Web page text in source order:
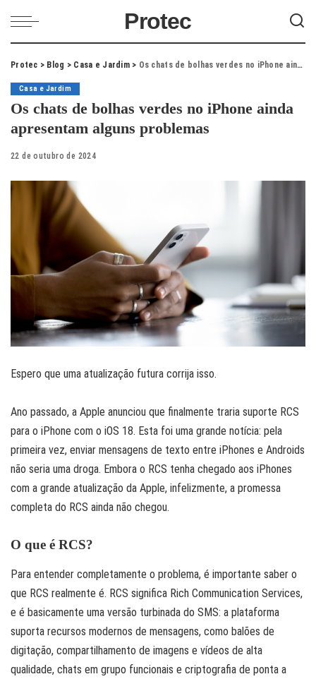
Protec
Protec > Blog > Casa e Jardim> Os chats de bolhas verdes no iPhone ainda apresentam alguns problemas
Casa e Jardim
Os chats de bolhas verdes no iPhone ainda
apresentam alguns problemas
22 de outubro de 2024
Espero que uma atualização futura corrija isso.
Ano passado, a Apple anunciou que finalmente traria suporte RCS
para o iPhone com o iOS 18. Esta foi uma grande notícia: pela
primeira vez, enviar mensagens de texto entre iPhones e Androids
não seria uma droga. Embora o RCS tenha chegado aos iPhones
com a grande atualização da Apple, infelizmente, a promessa
completa do RCS ainda não chegou.
O que é RCS?
Para entender completamente o problema, é importante saber o
que RCS realmente é. RCS significa Rich Communication Services,
e é basicamente uma versão turbinada do SMS: a plataforma
suporta recursos modernos de mensagens, como balões de
digitação, compartilhamento de imagens e vídeos de alta
qualidade, chats em grupo funcionais e criptografia de ponta a